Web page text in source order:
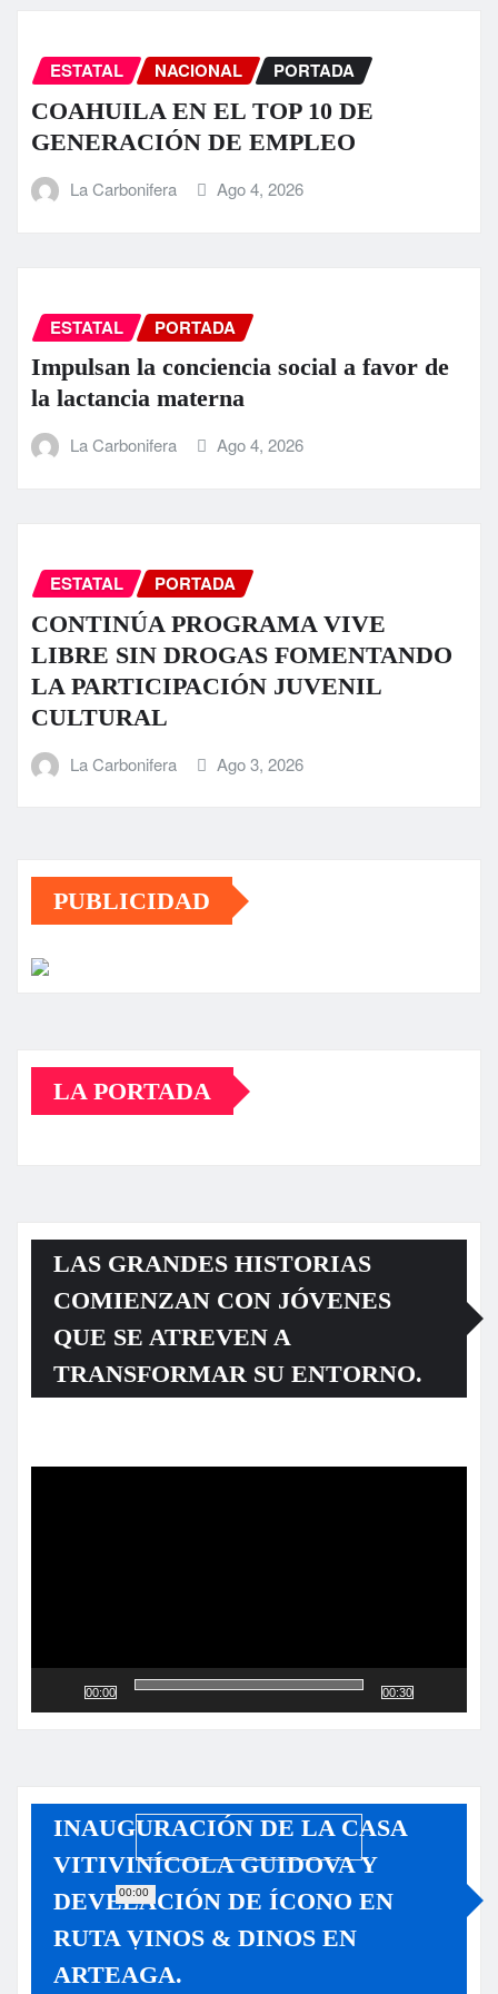
ESTATAL NACIONAL PORTADA
COAHUILA EN EL TOP 10 DE
GENERACIÓN DE EMPLEO
La Carbonifera Ago 4, 2026
ESTATAL PORTADA
Impulsan la conciencia social a favor de
la lactancia materna
La Carbonifera Ago 4, 2026
ESTATAL PORTADA
CONTINÚA PROGRAMA VIVE
LIBRE SIN DROGAS FOMENTANDO
LA PARTICIPACIÓN JUVENIL
CULTURAL
La Carbonifera Ago 3, 2026
PUBLICIDAD
LA PORTADA
LAS GRANDES HISTORIAS
COMIENZAN CON JÓVENES
QUE SE ATREVEN A
TRANSFORMAR SU ENTORNO.
00:00
00:00
00:30
INAUGURACIÓN DE LA CASA
VITIVINÍCOLA GUIDOVA Y
DEVELACIÓN DE ÍCONO EN
RUTA VINOS & DINOS EN
ARTEAGA.